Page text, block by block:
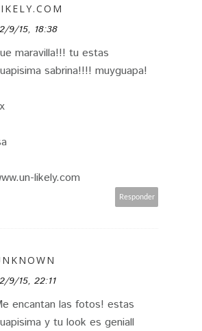
9/15, 18:38
maravilla!!! tu estas
sabrina!!!! muyguapa!
likely.com
Responder
9/15, 22:11
encantan las fotos! estas
y tu look es geniall